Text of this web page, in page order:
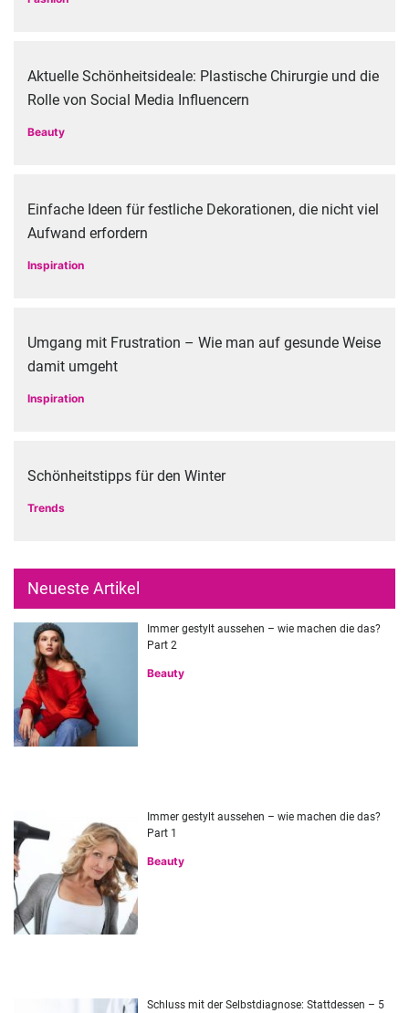
Aktuelle Schönheitsideale: Plastische Chirurgie und die
Rolle von Social Media Influencern
Beauty
Einfache Ideen für festliche Dekorationen, die nicht viel
Aufwand erfordern
Inspiration
Umgang mit Frustration – Wie man auf gesunde Weise
damit umgeht
Inspiration
Schönheitstipps für den Winter
Trends
Neueste Artikel
Immer gestylt aussehen – wie machen die das?
Part 2
Beauty
Immer gestylt aussehen – wie machen die das?
Part 1
Beauty
Schluss mit der Selbstdiagnose: Stattdessen – 5